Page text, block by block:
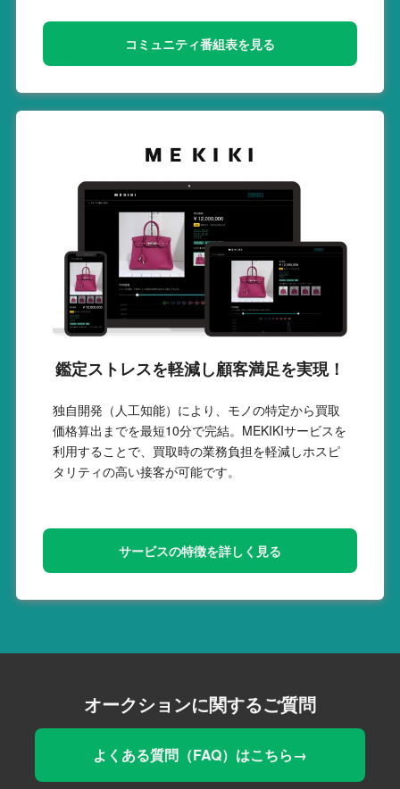
コミュニティ番組表を見る
鑑定ストレスを軽減し顧客満足を実現！
独自開発（人工知能）により、モノの特定から買取
価格算出までを最短10分で完結。MEKIKIサービスを
利用することで、買取時の業務負担を軽減しホスピ
タリティの高い接客が可能です。
サービスの特徴を詳しく見る
オークションに関するご質問
よくある質問（FAQ）はこちら→